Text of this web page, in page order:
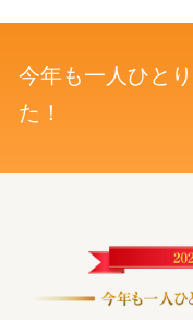
高
校
今年も一人ひと
た！